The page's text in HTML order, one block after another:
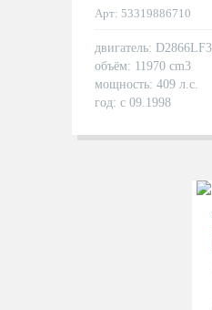
Арт: 53319886710
двигатель:
объём: 11970 cm3
мощность: 409 л.с.
год: с 09.1998